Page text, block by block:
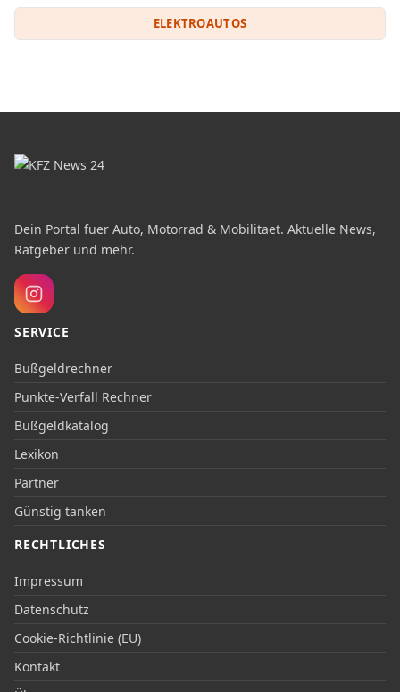
ELEKTROAUTOS
Dein Portal fuer Auto, Motorrad & Mobilitaet. Aktuelle News,
Ratgeber und mehr.
SERVICE
Bußgeldrechner
Punkte-Verfall Rechner
Bußgeldkatalog
Lexikon
Partner
Günstig tanken
RECHTLICHES
Impressum
Datenschutz
Cookie-Richtlinie (EU)
Kontakt